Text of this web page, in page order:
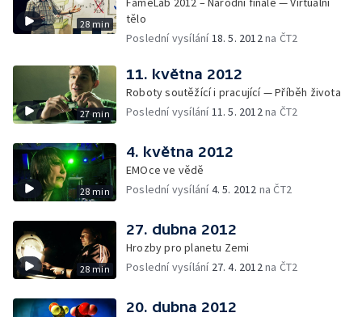
28 min
tělo
Poslední vysílání18. 5. 2012na ČT2
27 min
11. května 2012
Roboty soutěžící i pracující — Příběh života
Poslední vysílání11. 5. 2012na ČT2
28 min
4. května 2012
EMOce ve vědě
Poslední vysílání4. 5. 2012 na ČT2
28 min
27. dubna 2012
Hrozby pro planetu Zemi
Poslední vysílání 27. 4. 2012na ČT2
20. dubna 2012